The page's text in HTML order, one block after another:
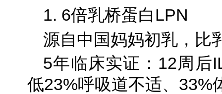
1. 6倍乳桥蛋白LPN
源自中国妈妈初乳，比
5年临床实证：12周后
低23%呼吸道不适、33%